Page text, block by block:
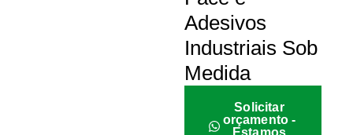
Adesivos
Industriais Sob
Medida
Solicitar
orçamento -
Estamos